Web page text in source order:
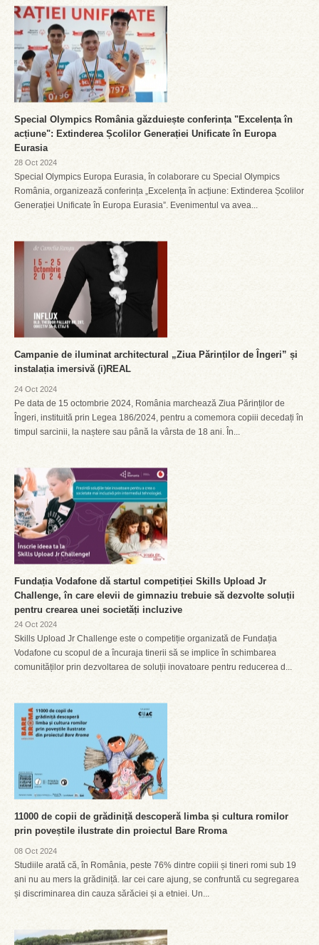
Special Olympics România găzduiește conferința "Excelența în
acțiune": Extinderea Școlilor Generației Unificate în Europa
Eurasia
28 Oct 2024
Special Olympics Europa Eurasia, în colaborare cu Special Olympics
România, organizează conferința „Excelența în acțiune: Extinderea Școlilor
Generației Unificate în Europa Eurasia”. Evenimentul va avea...
Campanie de iluminat architectural „Ziua Părinților de Îngeri” și
instalația imersivă (i)REAL
24 Oct 2024
Pe data de 15 octombrie 2024, România marchează Ziua Părinților de
Îngeri, instituită prin Legea 186/2024, pentru a comemora copiii decedați în
timpul sarcinii, la naștere sau până la vârsta de 18 ani. În...
Fundația Vodafone dă startul competiției Skills Upload Jr
Challenge, în care elevii de gimnaziu trebuie să dezvolte soluții
pentru crearea unei societăți incluzive
24 Oct 2024
Skills Upload Jr Challenge este o competiție organizată de Fundația
Vodafone cu scopul de a încuraja tinerii să se implice în schimbarea
comunităților prin dezvoltarea de soluții inovatoare pentru reducerea d...
11000 de copii de grădiniță descoperă limba și cultura romilor
prin poveștile ilustrate din proiectul Bare Rroma
08 Oct 2024
Studiile arată că, în România, peste 76% dintre copiii și tineri romi sub 19
ani nu au mers la grădiniță. Iar cei care ajung, se confruntă cu segregarea
și discriminarea din cauza sărăciei și a etniei. Un...